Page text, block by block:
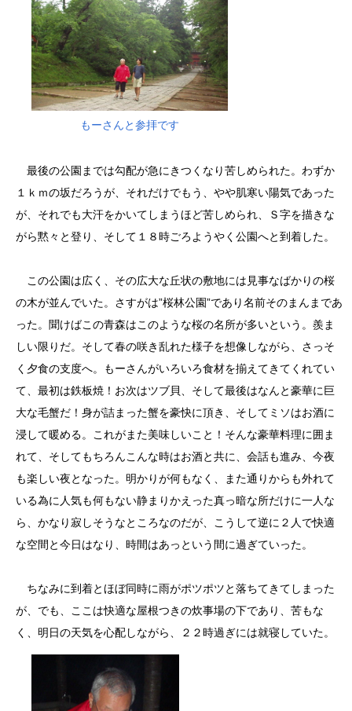
もーさんと参拝です
最後の公園までは勾配が急にきつくなり苦しめられた。わずか
１ｋｍの坂だろうが、それだけでもう、やや肌寒い陽気であった
が、それでも大汗をかいてしまうほど苦しめられ、Ｓ字を描きな
がら黙々と登り、そして１８時ごろようやく公園へと到着した。
この公園は広く、その広大な丘状の敷地には見事なばかりの桜
の木が並んでいた。さすがは”桜林公園”であり名前そのまんまであ
った。聞けばこの青森はこのような桜の名所が多いという。羨ま
しい限りだ。そして春の咲き乱れた様子を想像しながら、さっそ
く夕食の支度へ。もーさんがいろいろ食材を揃えてきてくれてい
て、最初は鉄板焼！お次はツブ貝、そして最後はなんと豪華に巨
大な毛蟹だ！身が詰まった蟹を豪快に頂き、そしてミソはお酒に
浸して暖める。これがまた美味しいこと！そんな豪華料理に囲ま
れて、そしてもちろんこんな時はお酒と共に、会話も進み、今夜
も楽しい夜となった。明かりが何もなく、また通りからも外れて
いる為に人気も何もない静まりかえった真っ暗な所だけに一人な
ら、かなり寂しそうなところなのだが、こうして逆に２人で快適
な空間と今日はなり、時間はあっという間に過ぎていった。
ちなみに到着とほぼ同時に雨がポツポツと落ちてきてしまった
が、でも、ここは快適な屋根つきの炊事場の下であり、苦もな
く、明日の天気を心配しながら、２２時過ぎには就寝していた。